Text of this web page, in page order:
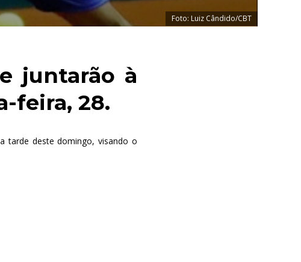
Foto: Luiz Cândido/CBT
juntarão à
feira, 28.
tarde deste domingo, visando o